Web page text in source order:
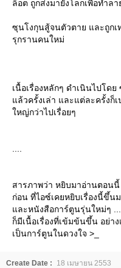
ล็อต ถูกส่งมายังโลกเพื่อทำลา
ซุนโงกุนสู้จนตัวตาย และถูก
รุกรานคนใหม่
เนื้อเรื่องหลักๆ ดำเนินไปโด
ล้วครั้งเล่า และแต่ละครั้งก็
หญ่กว่าไปเรื่อยๆ
สารภาพว่า หยิบมาอ่านตอน
ก่อน ที่ไอซ์เคยหยิบเรื่องนี้ขึ้น
ละหนังสือการ์ตูนรุ่นใหม่ๆ
ก็มีเนื้อเรื่องที่เข้มข้นขึ้น อย่า
เป็นการ์ตูนในดวงใจ >_
Create Date :
18 เมษายน 2553